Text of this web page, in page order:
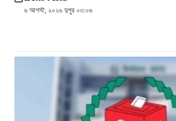
৬ আগস্ট, ২০২৬ দুপুর ০৩:০৬